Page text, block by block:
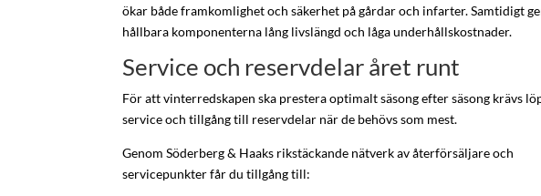
ökar både framkomlighet och säkerhet på gårdar och infarter. Samtidigt
hållbara komponenterna lång livslängd och låga underhållskostnader.
Service och reservdelar året runt
För att vinterredskapen ska prestera optimalt säsong efter säsong krävs
service och tillgång till reservdelar när de behövs som mest.
Genom Söderberg & Haaks rikstäckande nätverk av återförsäljare och
servicepunkter får du tillgång till: